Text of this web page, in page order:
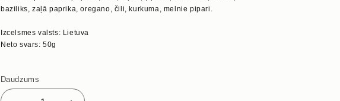
baziliks, zaļā paprika, oregano, čili, kurkuma, melnie pipari.
Izcelsmes valsts: Lietuva
Neto svars: 50g
Daudzums